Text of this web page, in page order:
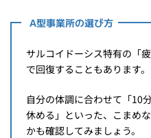
A型事業所の選び方
サルコイドーシス特有の「
で回復することもあります。
自分の体調に合わせて「10
休める」といった、こまめ
かも確認してみましょう。